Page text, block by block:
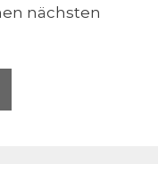
nächsten